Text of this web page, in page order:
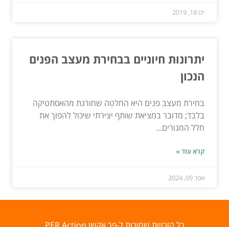
ינו 18, 2019
יתרונות חיוניים בבחירת מעצב הפנים
הנכון
בחירת מעצב פנים היא החלטה שחורגת מהאסתטיקה
בלבד; מדובר במציאת שותף יצירתי שיכול להפוך את
חלל המגורים...
קרא עוד »
אפר 09, 2024